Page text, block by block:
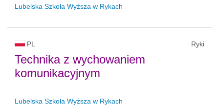
Lubelska Szkoła Wyższa w Rykach
PL Ryki
Technika z wychowaniem
komunikacyjnym
Lubelska Szkoła Wyższa w Rykach